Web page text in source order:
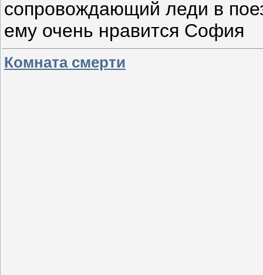
сопровождающий леди в
ему очень нравится София
Комната смерти